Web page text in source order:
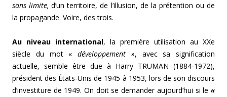
sans limite, d’un territoire, de l’illusion, de la prétention ou de
la propagande. Voire, des trois.
Au niveau international, la première utilisation au XXe
siècle du mot « développement », avec sa signification
actuelle, semble être due à Harry TRUMAN (1884-1972),
président des États-Unis de 1945 à 1953, lors de son discours
d’investiture de 1949. On doit se demander aujourd’hui si le «